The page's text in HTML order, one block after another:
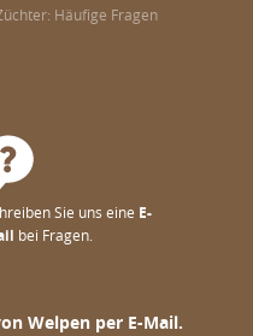
Häufige Fragen
Sie uns eine E-
bei Fragen.
Welpen per E-Mail.